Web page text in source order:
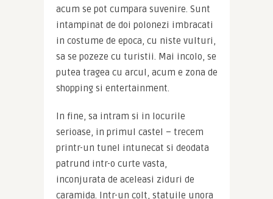
acum se pot cumpara suvenire. Sunt
intampinat de doi polonezi imbracati
in costume de epoca, cu niste vulturi,
sa se pozeze cu turistii. Mai incolo, se
putea tragea cu arcul, acum e zona de
shopping si entertainment.
In fine, sa intram si in locurile
serioase, in primul castel – trecem
printr-un tunel intunecat si deodata
patrund intr-o curte vasta,
inconjurata de aceleasi ziduri de
caramida. Intr-un colt, statuile unora